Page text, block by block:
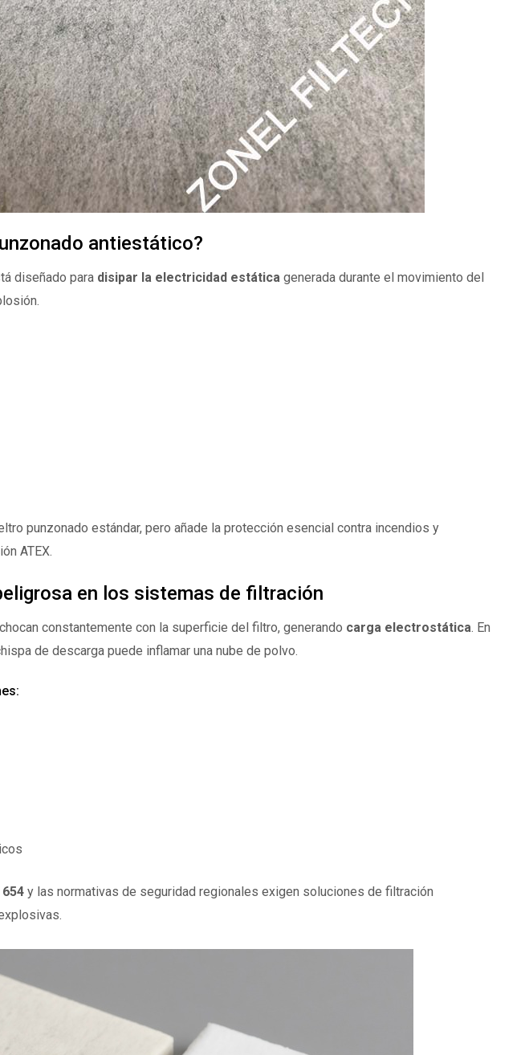
antiestático?
diseñado para disipar la electricidad estática generada durante el movimiento del
punzonado estándar, pero añade la protección esencial contra incendios y
ATEX.
en los sistemas de filtración
constantemente con la superficie del filtro, generando carga electrostática . En
de descarga puede inflamar una nube de polvo.
654 y las normativas de seguridad regionales exigen soluciones de filtración